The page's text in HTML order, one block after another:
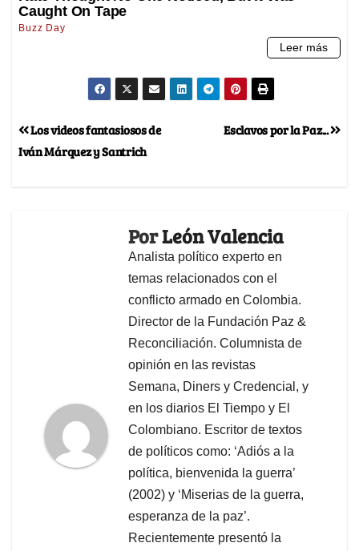
Esclavos por la Paz...
Los videos fantasiosos de
Iván Márquez y Santrich
PorLeón Valencia
Analista político experto en
temas relacionados con el
conflicto armado en Colombia.
Director de la Fundación Paz &
Reconciliación. Columnista de
opinión en las revistas
Semana, Diners y Credencial, y
en los diarios El Tiempo y El
Colombiano. Escritor de textos
de políticos como: ‘Adiós a la
política, bienvenida la guerra’
(2002) y ‘Miserias de la guerra,
esperanza de la paz’.
Recientemente presentó la